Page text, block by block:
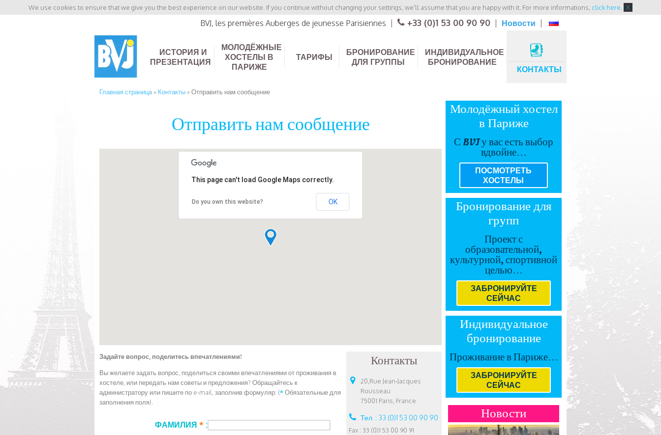
We use cookies to ensure that we give you the best experience on our website. If you continue without changing your settings, we'll assume that you are happy with it. For more informations, click here X
BVJ, les premières Auberges de jeunesse Parisiennes +33 (0)1 53 00 90 90 Новости
ИСТОРИЯ И
ПРЕЗЕНТАЦИЯ
МОЛОДЁЖНЫЕ
ХОСТЕЛЫ В
ПАРИЖЕ
ТАРИФЫ
БРОНИРОВАНИЕ
ДЛЯ ГРУППЫ
ИНДИВИДУАЛЬНОЕ
БРОНИРОВАНИЕ
КОНТАКТЫ
Главная страница » Контакты »Отправить нам сообщение
Отправить нам сообщение
This page can't load Google Maps correctly.
Do you own this website? OK
Контакты
20,Rue Jean-Jacques
Rousseau
75001 Paris, France
Тел. : 33 (0)1 53 00 90 90
Fax : 33 (0)1 53 00 90 91
Задайте вопрос, поделитесь впечатлениями!
Вы желаете задать вопрос, поделиться своими впечатлениями от проживания в
хостеле, или передать нам советы и предложения? Обращайтесь к
администратору или пишите по e-mail, заполнив формуляр: (*Обязательные для
заполнения поля).
ФАМИЛИЯ * :
Молодёжный хостел
в Париже
С BVJ у вас есть выбор
вдвойне…
ПОСМОТРЕТЬ
ХОСТЕЛЫ
Бронирование для
групп
Проект с
образовательной,
культурной, спортивной
целью…
ЗАБРОНИРУЙТЕ
СЕЙЧАС
Индивидуальное
бронирование
Проживание в Париже…
ЗАБРОНИРУЙТЕ
СЕЙЧАС
Новости